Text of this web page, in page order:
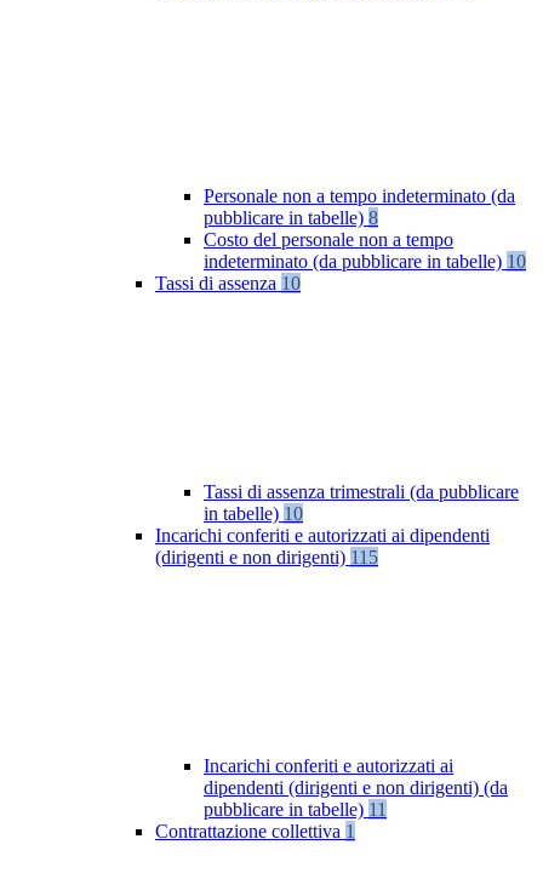
Personale non a tempo indeterminato (da
pubblicare in tabelle) 8
Costo del personale non a tempo
indeterminato (da pubblicare in tabelle) 10
Tassi di assenza 10
Tassi di assenza trimestrali (da pubblicare
in tabelle) 10
Incarichi conferiti e autorizzati ai dipendenti
(dirigenti e non dirigenti) 115
Incarichi conferiti e autorizzati ai
dipendenti (dirigenti e non dirigenti) (da
pubblicare in tabelle) 11
Contrattazione collettiva 1